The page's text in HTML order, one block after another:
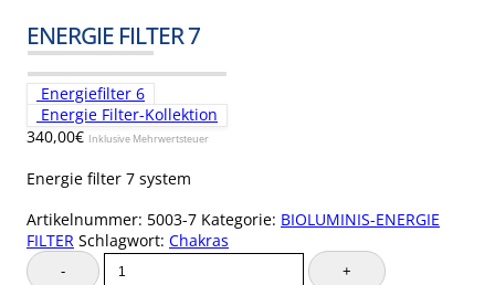
ENERGIE FILTER 7
Energiefilter 6
Energie Filter-Kollektion
340,00€ Inklusive Mehrwertsteuer
Energie filter 7 system
Artikelnummer: 5003-7 Kategorie: BIOLUMINIS-ENERGIE
FILTER Schlagwort: Chakras
- +